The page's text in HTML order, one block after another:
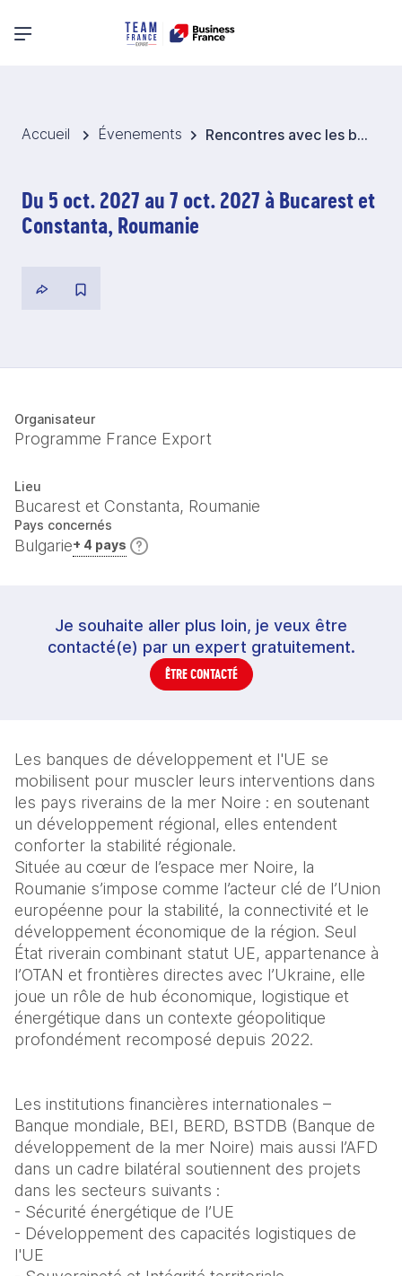
Menu principal
Accueil Évenements Rencontres avec les bailleurs de fonds 2027 - mer Noire 2027
Du 5 oct. 2027 au 7 oct. 2027 à Bucarest et
Constanta, Roumanie
Organisateur
Programme France Export
Lieu
Bucarest et Constanta, Roumanie
Pays concernés
Bulgarie+ 4 pays
Je souhaite aller plus loin, je veux être
contacté(e) par un expert gratuitement.
ÊTRE CONTACTÉ
Les banques de développement et l'UE se
mobilisent pour muscler leurs interventions dans
les pays riverains de la mer Noire : en soutenant
un développement régional, elles entendent
conforter la stabilité régionale.
Située au cœur de l’espace mer Noire, la
Roumanie s’impose comme l’acteur clé de l’Union
européenne pour la stabilité, la connectivité et le
développement économique de la région. Seul
État riverain combinant statut UE, appartenance à
l’OTAN et frontières directes avec l’Ukraine, elle
joue un rôle de hub économique, logistique et
énergétique dans un contexte géopolitique
profondément recomposé depuis 2022.
Les institutions financières internationales –
Banque mondiale, BEI, BERD, BSTDB (Banque de
développement de la mer Noire) mais aussi l’AFD
dans un cadre bilatéral soutiennent des projets
dans les secteurs suivants :
- Sécurité énergétique de l’UE
- Développement des capacités logistiques de
l'UE